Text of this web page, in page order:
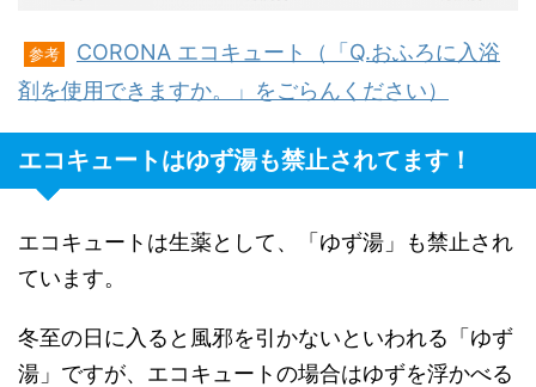
参考
CORONA エコキュート（「Q.おふろに入浴
剤を使用できますか。」をごらんください）
エコキュートはゆず湯も禁止されてます！
エコキュートは生薬として、「ゆず湯」も禁止され
ています。
冬至の日に入ると風邪を引かないといわれる「ゆず
湯」ですが、エコキュートの場合はゆずを浮かべる